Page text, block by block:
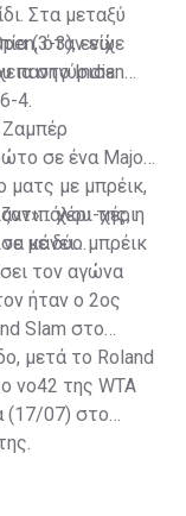
6-7(5), 7-5, 7-
του
με 6-3, 5-7, 6-
για ένα ακόμα
Στα μεταξύ
(3-3), ενώ
πανηγύρισε
όταν είχε
στο Indian
4.
Ζαμπέρ
σε ένα Major.
ματς με μπρέικ,
της, η
με δύο μπρέικ
χέρι-χέρι
κάνει
τον αγώνα
ήταν ο 2ος
Slam στο
μετά το Roland
νο42 της WTA
(17/07) στο